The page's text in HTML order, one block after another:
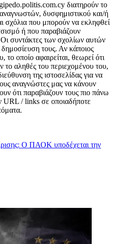
gipedo.politis.com.cy διατηρούν το
δυσφημιστικού και/ή
σχόλια που μπορούν να εκληφθεί
ή που παραβιάζουν
συντάκτες των σχολίων αυτών
τους. Αν κάποιος
οποίο αφαιρείται, θεωρεί ότι
το αληθές του περιεχομένου του,
της ιστοσελίδας για να
αναγνώστες μας να κάνουν
ότι παραβιάζουν τους πιο πάνω
URL / links σε οποιαδήποτε
Ο ΠΑΟΚ υποδέχεται την